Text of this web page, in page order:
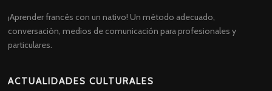
¡Aprender francés con un nativo! Un método adecuado,
conversación, medios de comunicación para profesionales y
particulares.
ACTUALIDADES CULTURALES